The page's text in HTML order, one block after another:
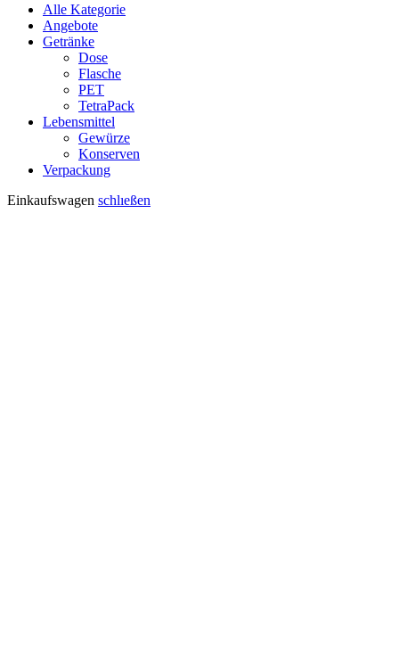
Alle Kategorie
Angebote
Getränke
Dose
Flasche
PET
TetraPack
Lebensmittel
Gewürze
Konserven
Verpackung
Einkaufswagen schlıeßen